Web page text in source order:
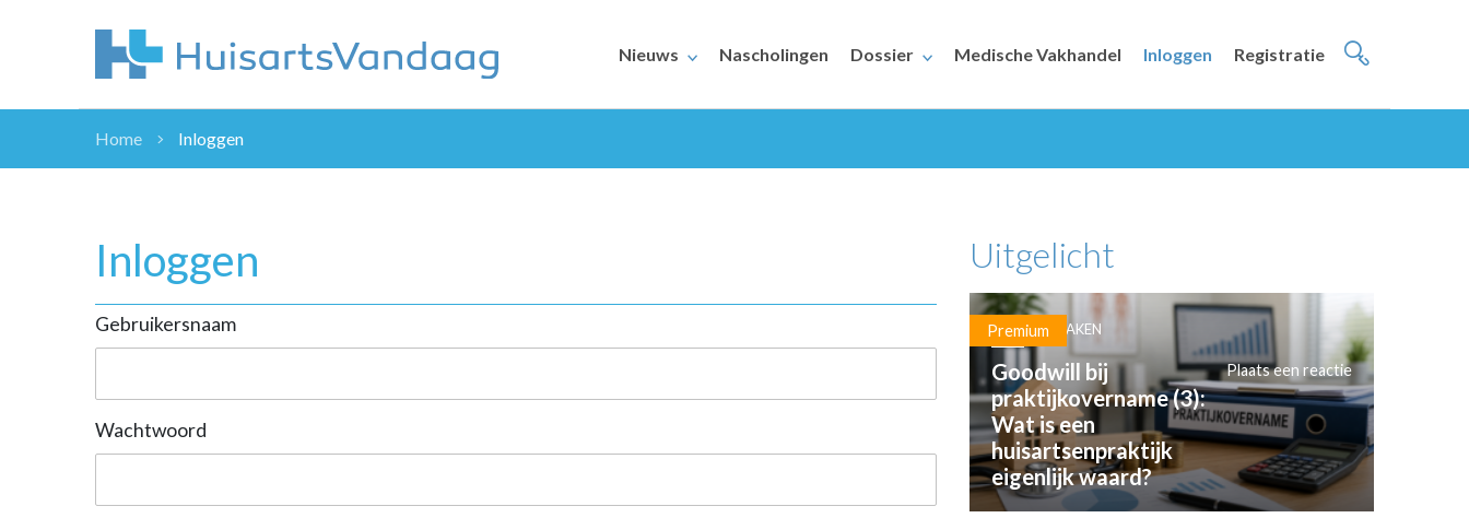
Nieuws Nascholingen Dossier Medische Vakhandel Inloggen Registratie
ZORGVERZEKERAARS
DOSSIER
NHG
Home Inloggen
Inloggen
Gebruikersnaam
Wachtwoord
Uitgelicht
Premium
PRAKTIJKZAKEN
Goodwill bij
praktijkovername (3):
Wat is een
huisartsenpraktijk
eigenlijk waard?
Plaats een reactie